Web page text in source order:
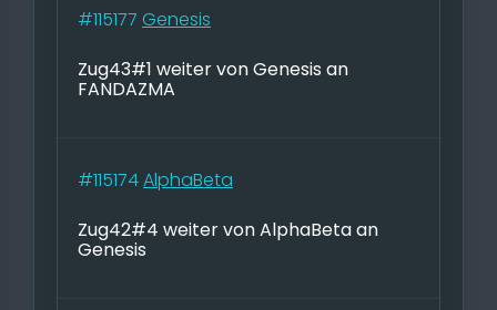
#115177 Genesis
Zug43#1 weiter von Genesis an
FANDAZMA
#115174AlphaBeta
Zug42#4 weiter von AlphaBeta an
Genesis